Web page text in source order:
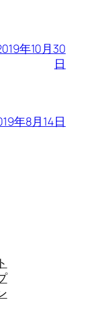
年10月30
日
年8月14日